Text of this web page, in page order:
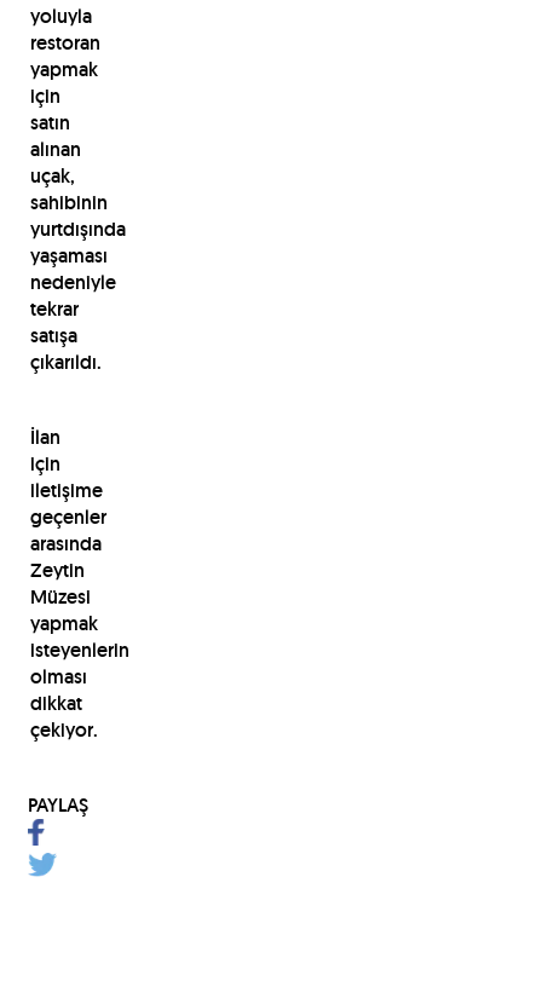
yoluyla
restoran
yapmak
için
satın
alınan
uçak,
sahibinin
yurtdışında
yaşaması
nedeniyle
tekrar
satışa
çıkarıldı.
İlan
için
iletişime
geçenler
arasında
Zeytin
Müzesi
yapmak
isteyenlerin
olması
dikkat
çekiyor.
PAYLAŞ